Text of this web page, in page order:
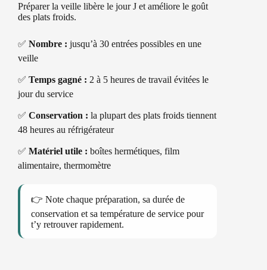
Préparer la veille libère le jour J et améliore le goût
des plats froids.
✅ Nombre : jusqu’à 30 entrées possibles en une
veille
✅ Temps gagné : 2 à 5 heures de travail évitées le
jour du service
✅ Conservation : la plupart des plats froids tiennent
48 heures au réfrigérateur
✅ Matériel utile : boîtes hermétiques, film
alimentaire, thermomètre
👉 Note chaque préparation, sa durée de
conservation et sa température de service pour
t’y retrouver rapidement.